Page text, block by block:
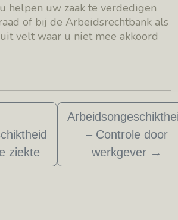
helpen uw zaak te verdedigen
of bij de Arbeidsrechtbank als
velt waar u niet mee akkoord
ziekte
– Controle door
werkgever →